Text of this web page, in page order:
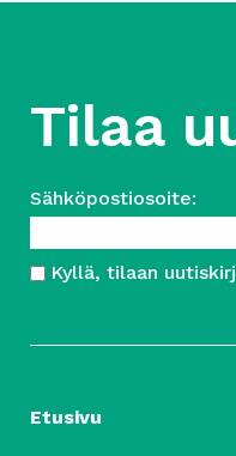
Tilaa
Sähköpostiosoite:
Kyllä, tilaan
Etusivu